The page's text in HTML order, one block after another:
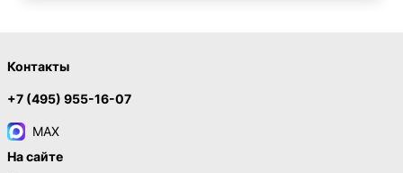
Контакты
+7 (495) 955-16-07
MAX
На сайте